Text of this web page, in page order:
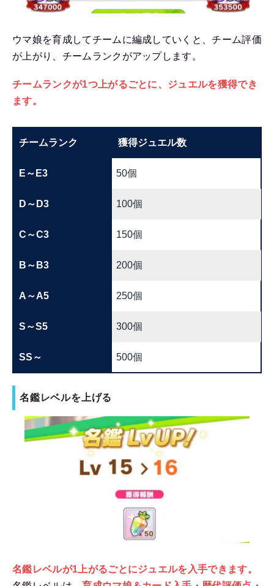
ウマ娘を育成してチームに編成していくと、チーム評価
が上がり、チームランクがアップします。
チームランクが1つ上がるごとに、ジュエルを獲得でき
ます。
チームランク 獲得ジュエル数
E～E3 50個
D～D3 100個
C～C3 150個
B～B3 200個
A～A5 250個
S～S5 300個
SS～ 500個
名鑑レベルを上げる
名鑑レベルが1上がるごとにジュエルを入手できます。